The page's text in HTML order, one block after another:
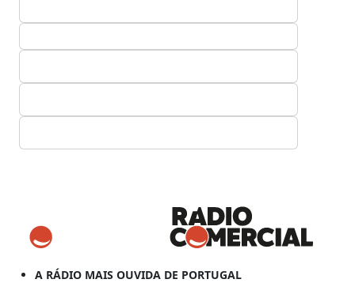
A RÁDIO MAIS OUVIDA DE PORTUGAL